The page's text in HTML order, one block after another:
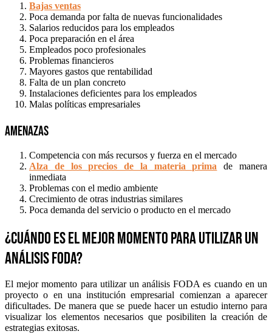
Bajas ventas
Poca demanda por falta de nuevas funcionalidades
Salarios reducidos para los empleados
Poca preparación en el área
Empleados poco profesionales
Problemas financieros
Mayores gastos que rentabilidad
Falta de un plan concreto
Instalaciones deficientes para los empleados
Malas políticas empresariales
Amenazas
Competencia con más recursos y fuerza en el mercado
Alza de los precios de la materia prima de manera
inmediata
Problemas con el medio ambiente
Crecimiento de otras industrias similares
Poca demanda del servicio o producto en el mercado
¿Cuándo es el mejor momento para utilizar un
análisis FODA?
El mejor momento para utilizar un análisis FODA es cuando en un
proyecto o en una institución empresarial comienzan a aparecer
dificultades. De manera que se puede hacer un estudio interno para
visualizar los elementos necesarios que posibiliten la creación de
estrategias exitosas.